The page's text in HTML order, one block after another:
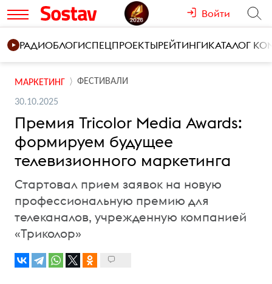
Войти
РАДИОБЛОГИСПЕЦПРОЕКТЫРЕЙТИНГИКАТАЛОГ
МАРКЕТИНГ ФЕСТИВАЛИ
30.10.2025
Премия Tricolor Media Awards:
формируем будущее
телевизионного маркетинга
Стартовал прием заявок на новую
профессиональную премию для
телеканалов, учрежденную компанией
«Триколор»